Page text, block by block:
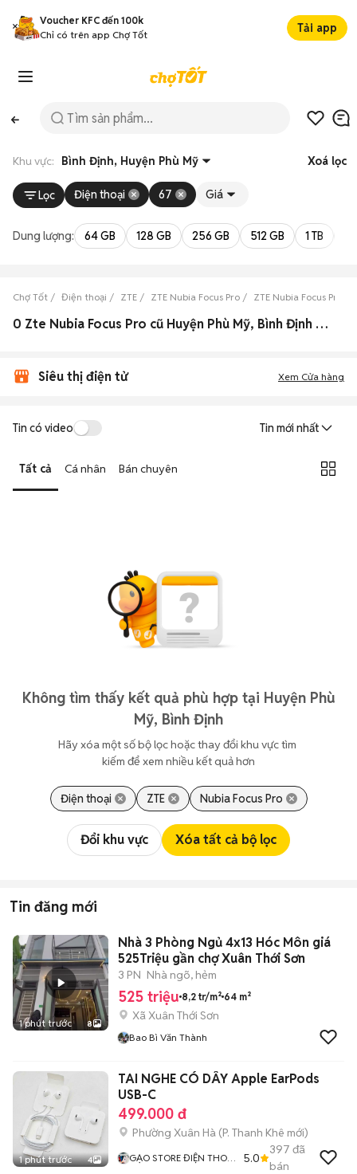
Voucher KFC đến 100k
Chỉ có trên app Chợ Tốt
Tải app
Khu vực: Bình Định, Huyện Phù Mỹ Xoá lọc
Lọc Điện thoại 67 Giá
Dung lượng: 64 GB 128 GB 256 GB 512 GB 1 TB
Chợ Tốt Điện thoại ZTE ZTE Nubia Focus Pro ZTE Nubia Focus Pro
0 Zte Nubia Focus Pro cũ Huyện Phù Mỹ, Bình Định đẹp
Siêu thị điện tử Xem Cửa hàng
Tin có video Tin mới nhất
Tất cả Cá nhân Bán chuyên
Không tìm thấy kết quả phù hợp tại Huyện Phù
Mỹ, Bình Định
Hãy xóa một số bộ lọc hoặc thay đổi khu vực tìm
kiếm để xem nhiều kết quả hơn
Điện thoại ZTE Nubia Focus Pro
Đổi khu vực Xóa tất cả bộ lọc
Tin đăng mới
1 phút trước 8
Nhà 3 Phòng Ngủ 4x13 Hóc Môn giá
525Triệu gần chợ Xuân Thới Sơn
3 PN Nhà ngõ, hẻm
525 triệu 8,2 tr/m² 64 m²
Xã Xuân Thới Sơn
Bao Bì Văn Thành
1 phút trước 4
TAI NGHE CÓ DÂY Apple EarPods
USB-C
499.000 đ
Phường Xuân Hà (P. Thanh Khê mới)
GẠO STORE ĐIỆN THOẠI
5.0
397 đã
bán